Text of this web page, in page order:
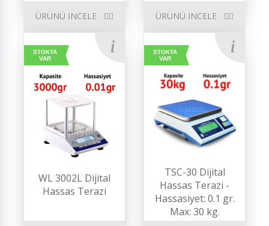
ÜRÜNÜ İNCELE ÜRÜNÜ İNCELE
STOKTA
VAR
WL 3002L Dijital
Hassas Terazi
STOKTA
VAR
TSC-30 Dijital
Hassas Terazi -
Hassasiyet: 0.1 gr.
Max: 30 kg.